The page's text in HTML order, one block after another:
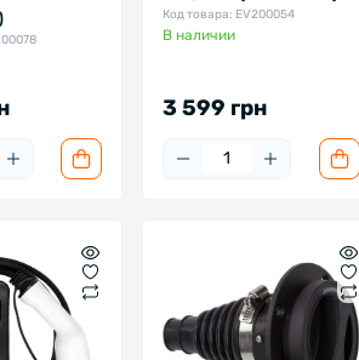
Код товара: EV200054
В наличии
3 599 грн